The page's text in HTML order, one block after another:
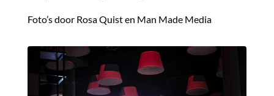
Foto’s door Rosa Quist en Man Made Media